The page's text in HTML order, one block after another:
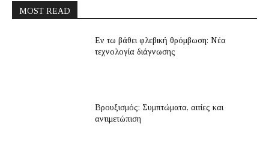
MOST READ
Εν τω βάθει φλεβική θρόμβωση: Νέα
τεχνολογία διάγνωσης
Βρουξισμός: Συμπτώματα, αιτίες και
αντιμετώπιση